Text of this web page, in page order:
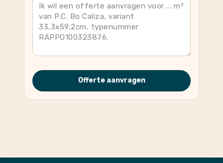
Offerte aanvragen